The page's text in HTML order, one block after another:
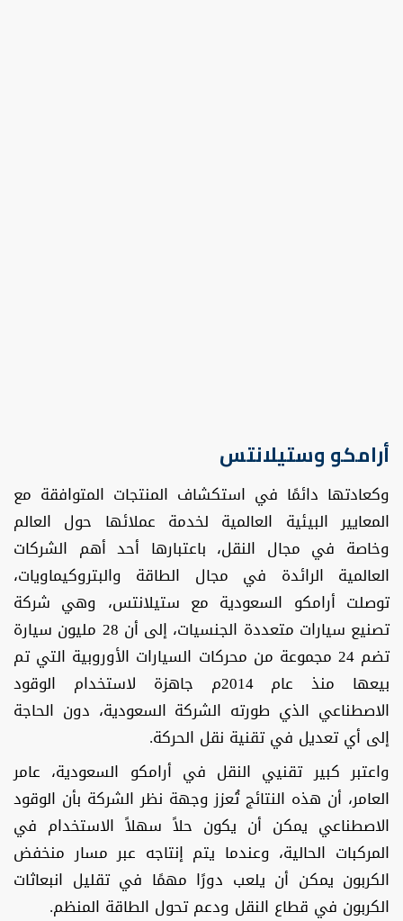
أرامكو وستيلانتس
وكعادتها دائمًا في استكشاف المنتجات المتوافقة مع
المعايير البيئية العالمية لخدمة عملائها حول العالم
وخاصة في مجال النقل، باعتبارها أحد أهم الشركات
العالمية الرائدة في مجال الطاقة والبتروكيماويات،
توصلت أرامكو السعودية مع ستيلانتس، وهي شركة
تصنيع سيارات متعددة الجنسيات، إلى أن 28 مليون سيارة
تضم 24 مجموعة من محركات السيارات الأوروبية التي تم
بيعها منذ عام 2014م جاهزة لاستخدام الوقود
الاصطناعي الذي طورته الشركة السعودية، دون الحاجة
إلى أي تعديل في تقنية نقل الحركة.
واعتبر كبير تقنيي النقل في أرامكو السعودية، عامر
العامر، أن هذه النتائج تُعزز وجهة نظر الشركة بأن الوقود
الاصطناعي يمكن أن يكون حلاً سهلاً الاستخدام في
المركبات الحالية، وعندما يتم إنتاجه عبر مسار منخفض
الكربون يمكن أن يلعب دورًا مهمًا في تقليل انبعاثات
الكربون في قطاع النقل ودعم تحول الطاقة المنظم.